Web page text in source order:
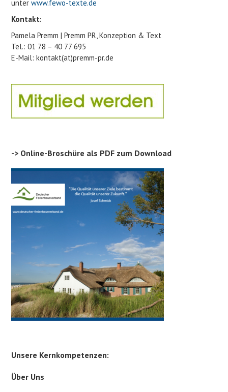
unterwww.fewo-texte.de
Kontakt:
Pamela Premm |Premm PR, Konzeption & Text
Tel.: 01 78 – 40 77 695
E-Mail: kontakt(at)premm-pr.de
-> Online-Broschüre als PDF zum Download
Unsere Kernkompetenzen:
Über Uns